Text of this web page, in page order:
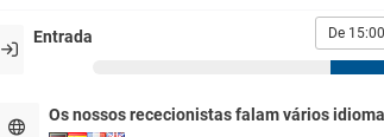
Admite animais de estimação
Fumadores
Bar
Entrada De
Os nossos rececionistas falam vários